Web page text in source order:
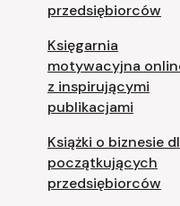
przedsiębiorców
Księgarnia
motywacyjna
z inspirującymi
publikacjami
Książki o biznesie
początkujących
przedsiębiorców